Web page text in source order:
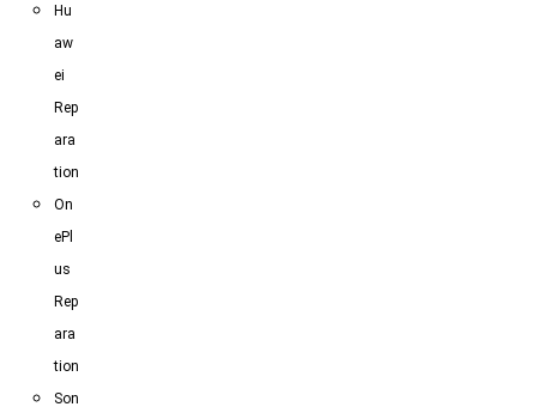
Hu
aw
ei
Rep
ara
tion
On
ePl
us
Rep
ara
tion
Son